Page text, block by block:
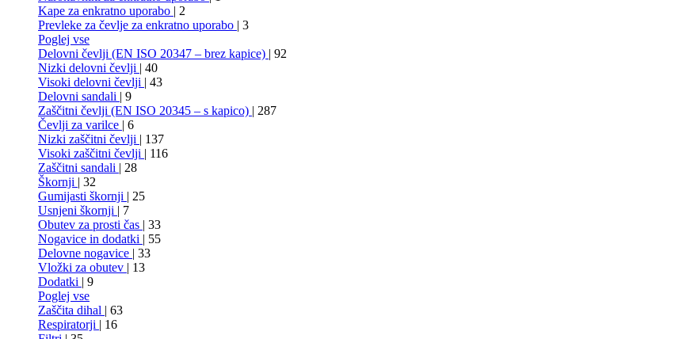
Kape za enkratno uporabo | 2
Prevleke za čevlje za enkratno uporabo | 3
Poglej vse
Delovni čevlji (EN ISO 20347 – brez kapice) | 92
Nizki delovni čevlji | 40
Visoki delovni čevlji | 43
Delovni sandali | 9
Zaščitni čevlji (EN ISO 20345 – s kapico) | 287
Čevlji za varilce | 6
Nizki zaščitni čevlji | 137
Visoki zaščitni čevlji | 116
Zaščitni sandali | 28
Škornji | 32
Gumijasti škornji | 25
Usnjeni škornji | 7
Obutev za prosti čas | 33
Nogavice in dodatki | 55
Delovne nogavice | 33
Vložki za obutev | 13
Dodatki | 9
Poglej vse
Zaščita dihal | 63
Respiratorji | 16